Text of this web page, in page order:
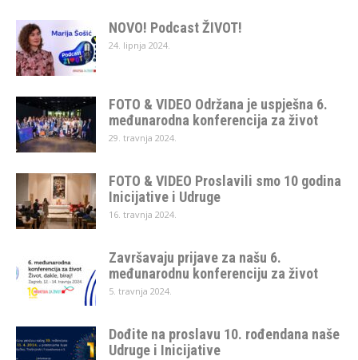
NOVO! Podcast ŽIVOT!
24. lipnja 2024.
FOTO & VIDEO Održana je uspješna 6.
međunarodna konferencija za život
29. travnja 2024.
FOTO & VIDEO Proslavili smo 10 godina
Inicijative i Udruge
16. travnja 2024.
Završavaju prijave za našu 6.
međunarodnu konferenciju za život
5. travnja 2024.
Dođite na proslavu 10. rođendana naše
Udruge i Inicijative